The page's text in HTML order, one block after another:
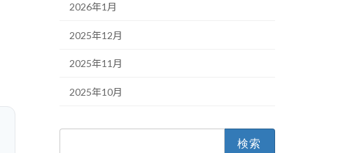
2026年1月
2025年12月
2025年11月
2025年10月